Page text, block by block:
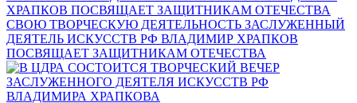
СВОЮ ТВОРЧЕСКУЮ ДЕЯТЕЛЬНОСТЬ ЗАСЛУЖЕННЫЙ
ДЕЯТЕЛЬ ИСКУССТВ РФ ВЛАДИМИР ХРАПКОВ
ПОСВЯЩАЕТ ЗАЩИТНИКАМ ОТЕЧЕСТВА